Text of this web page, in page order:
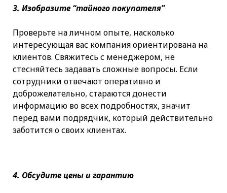
3. Изобразите “тайного покупателя”
Проверьте на личном опыте, насколько
интересующая вас компания ориентирована на
клиентов. Свяжитесь с менеджером, не
стесняйтесь задавать сложные вопросы. Если
сотрудники отвечают оперативно и
доброжелательно, стараются донести
информацию во всех подробностях, значит
перед вами подрядчик, который действительно
заботится о своих клиентах.
4. Обсудите цены и гарантию